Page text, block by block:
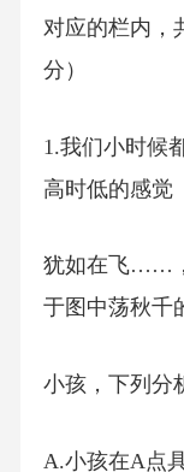
对应的栏内，
分）
1.我们小时候
高时低的感觉
犹如在飞……
于图中荡秋千
小孩，下列分
A.小孩在A点